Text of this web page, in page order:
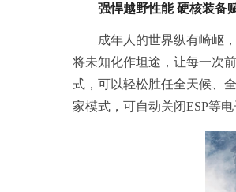
强悍越野性能 硬核装备
成年人的世界纵有崎岖
将未知化作坦途，让每一次
式，可以轻松胜任全天候、
家模式，可自动关闭ESP等